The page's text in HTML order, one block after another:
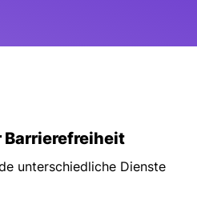
unterschiedliche Dienste